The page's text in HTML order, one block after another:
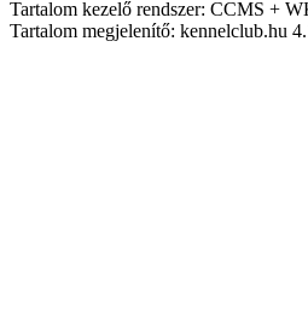
Tartalom kezelő rendszer: CCMS +
Tartalom megjelenítő: kennelclub.hu